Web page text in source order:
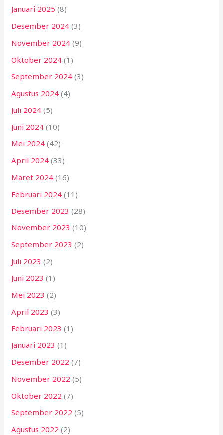
Januari 2025 (8)
Desember 2024 (3)
November 2024 (9)
Oktober 2024 (1)
September 2024 (3)
Agustus 2024 (4)
Juli 2024 (5)
Juni 2024 (10)
Mei 2024 (42)
April 2024 (33)
Maret 2024 (16)
Februari 2024 (11)
Desember 2023 (28)
November 2023 (10)
September 2023 (2)
Juli 2023 (2)
Juni 2023 (1)
Mei 2023 (2)
April 2023 (3)
Februari 2023 (1)
Januari 2023 (1)
Desember 2022 (7)
November 2022 (5)
Oktober 2022 (7)
September 2022 (5)
Agustus 2022 (2)